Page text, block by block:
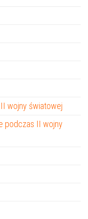
wojny światowej
podczas II wojny